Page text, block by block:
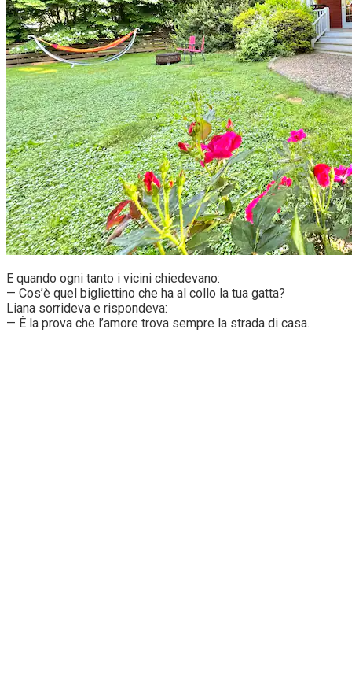
E quando ogni tanto i vicini chiedevano:
— Cos’è quel bigliettino che ha al collo la tua gatta?
Liana sorrideva e rispondeva:
— È la prova che l’amore trova sempre la strada di casa.